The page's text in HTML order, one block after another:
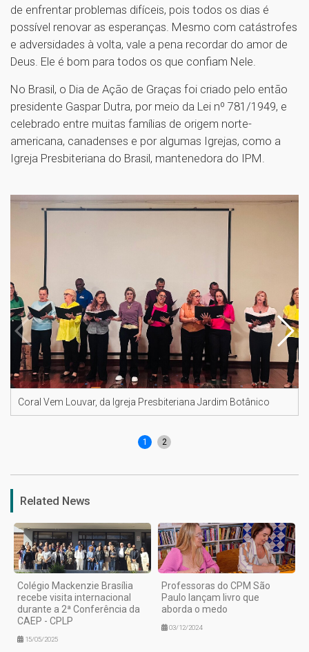
de enfrentar problemas difíceis, pois todos os dias é
possível renovar as esperanças. Mesmo com catástrofes
e adversidades à volta, vale a pena recordar do amor de
Deus. Ele é bom para todos os que confiam Nele.
No Brasil, o Dia de Ação de Graças foi criado pelo então
presidente Gaspar Dutra, por meio da Lei nº 781/1949, e
celebrado entre muitas famílias de origem norte-
americana, canadenses e por algumas Igrejas, como a
Igreja Presbiteriana do Brasil, mantenedora do IPM.
Coral Vem Louvar, da Igreja Presbiteriana Jardim Botânico
1 2
Related News
Colégio Mackenzie Brasília
recebe visita internacional
durante a 2ª Conferência da
CAEP - CPLP
15/05/2025
Professoras do CPM São
Paulo lançam livro que
aborda o medo
03/12/2024